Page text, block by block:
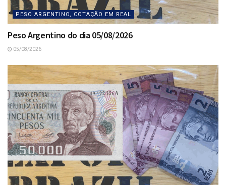
PESO ARGENTINO, COTAÇÃO EM REAL
Peso Argentino do dia 05/08/2026
05/08/2026